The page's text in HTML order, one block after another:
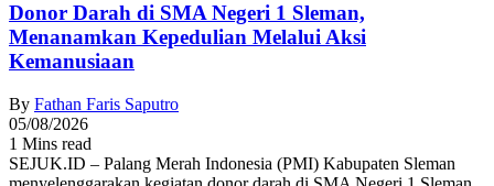
Donor Darah di SMA Negeri 1 Sleman,
Menanamkan Kepedulian Melalui Aksi
Kemanusiaan
By Fathan Faris Saputro
05/08/2026
1 Mins read
SEJUK.ID – Palang Merah Indonesia (PMI) Kabupaten Sleman